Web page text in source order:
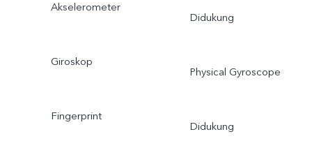
Akselerometer
Didukung
Giroskop
Physical Gyroscope
Fingerprint
Didukung